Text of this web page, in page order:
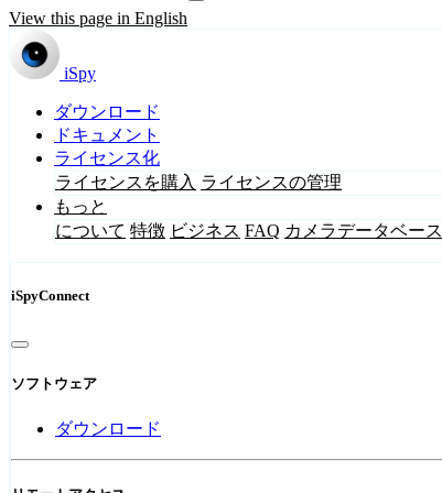
View this page in English
iSpy
ダウンロード
ドキュメント
ライセンス化
ライセンスを購入 ライセンスの管理
もっと
について 特徴 ビジネス FAQ カメラデータベース
iSpyConnect
ソフトウェア
ダウンロード